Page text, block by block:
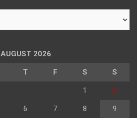
AUGUST 2026
T F S S
1 2
6 7 8 9